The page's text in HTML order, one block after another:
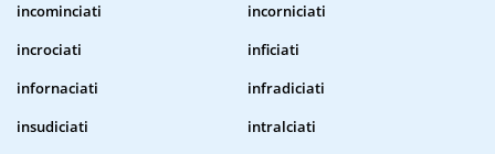
incominciati
incorniciati
incrociati
inficiati
infornaciati
infradiciati
insudiciati
intralciati